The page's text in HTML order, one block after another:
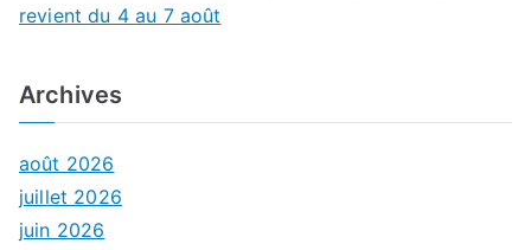
revient du 4 au 7 août
Archives
août 2026
juillet 2026
juin 2026